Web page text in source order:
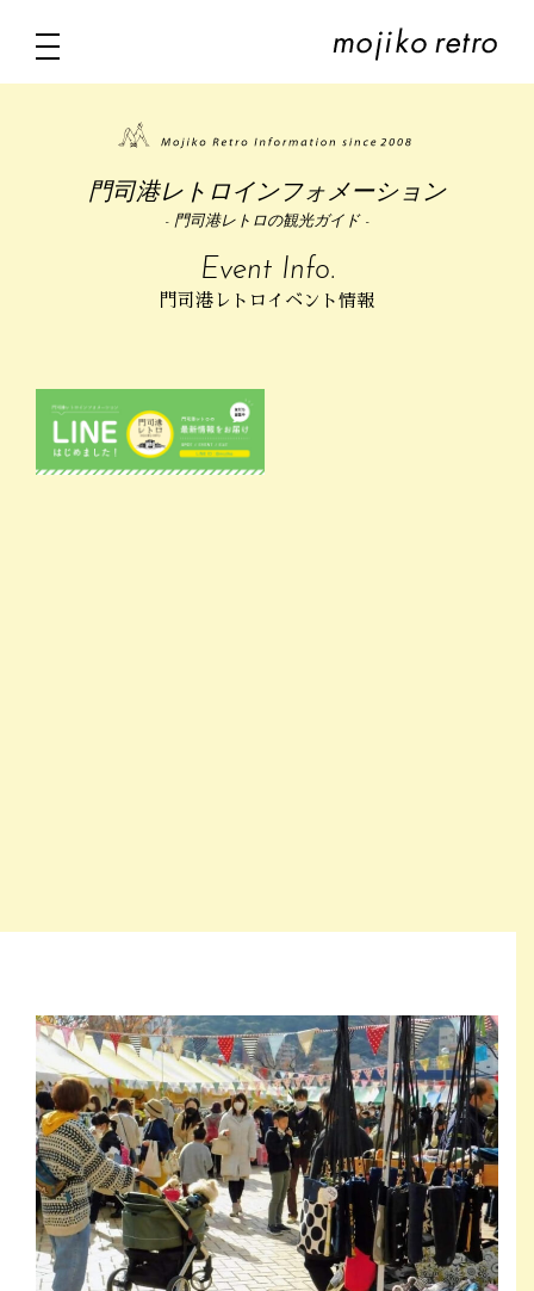
門司港レトロインフォメーション
- 門司港レトロの観光ガイド -
Event Info.
門司港レトロイベント情報